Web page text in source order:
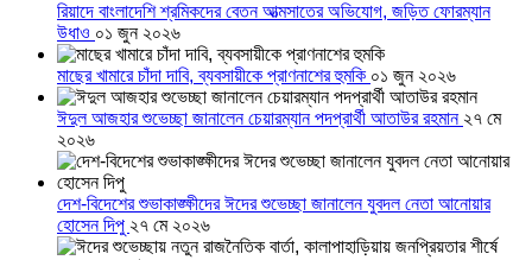
রিয়াদে বাংলাদেশি শ্রমিকদের বেতন আত্মসাতের অভিযোগ, জড়িত ফোরম্যান
উধাও ০১ জুন ২০২৬
মাছের খামারে চাঁদা দাবি, ব্যবসায়ীকে প্রাণনাশের হুমকি ০১ জুন ২০২৬
ঈদুল আজহার শুভেচ্ছা জানালেন চেয়ারম্যান পদপ্রার্থী আতাউর রহমান ২৭ মে
২০২৬
দেশ-বিদেশের শুভাকাঙ্ক্ষীদের ঈদের শুভেচ্ছা জানালেন যুবদল নেতা আনোয়ার
হোসেন দিপু ২৭ মে ২০২৬